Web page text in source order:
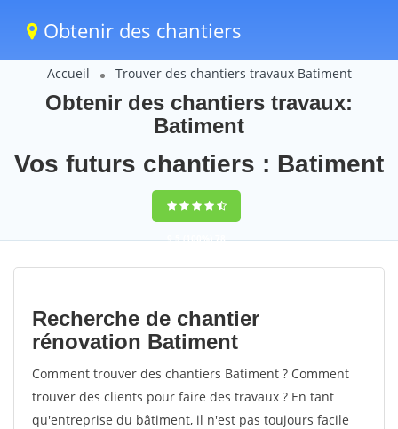
Obtenir des chantiers
Accueil Trouver des chantiers travaux Batiment
Obtenir des chantiers travaux:
Batiment
Vos futurs chantiers : Batiment
9,5(100%)78
votes
Recherche de chantier
rénovation Batiment
Comment trouver des chantiers Batiment ? Comment
trouver des clients pour faire des travaux ? En tant
qu'entreprise du bâtiment, il n'est pas toujours facile